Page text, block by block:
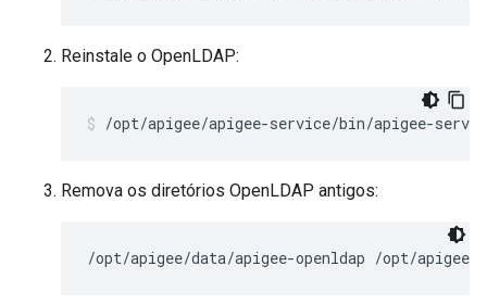
Reinstale o OpenLDAP:
/opt/apigee/apigee-service/bin/apigee-
Remova os diretórios OpenLDAP antigos:
/opt/apigee/data/apigee-openldap /opt/apigee/